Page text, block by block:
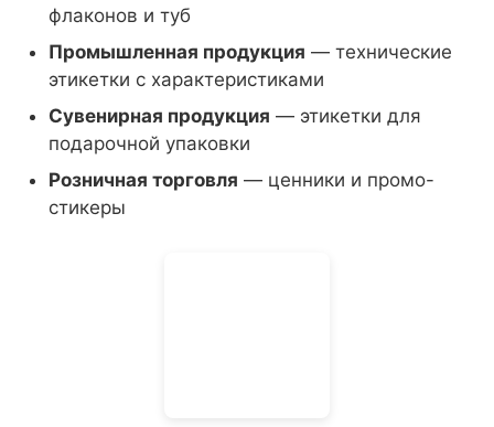
флаконов и туб
Промышленная продукция — технические
этикетки с характеристиками
Сувенирная продукция — этикетки для
подарочной упаковки
Розничная торговля — ценники и промо-
стикеры